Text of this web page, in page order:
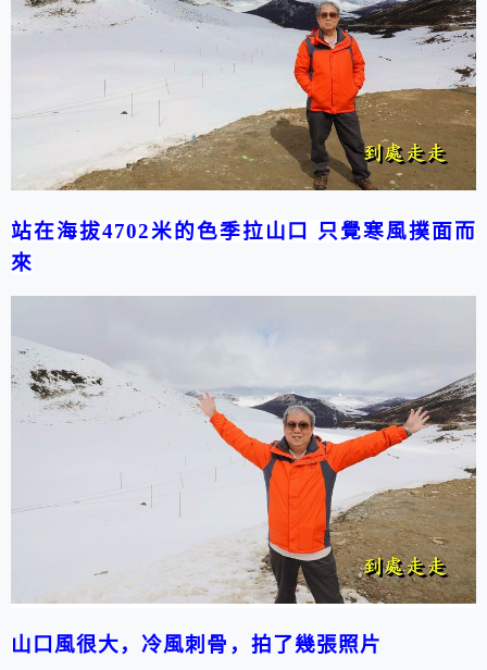
站在海拔4702米的色季拉山口 只覺寒風撲面而
來
山口風很大，冷風刺骨，拍了幾張照片